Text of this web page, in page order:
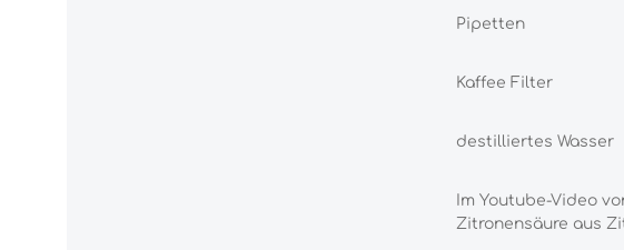
Pipetten
Kaffee Filter
destilliertes Wasser
Im Youtube-Video
Zitronensäure aus